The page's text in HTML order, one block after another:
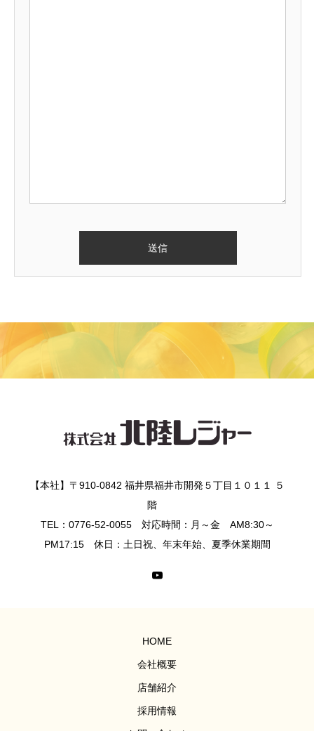
【本社】〒910-0842 福井県福井市開発５丁目１０１１ ５
階
TEL：0776-52-0055 対応時間：月～金 AM8:30～
PM17:15 休日：土日祝、年末年始、夏季休業期間
HOME
会社概要
店舗紹介
採用情報